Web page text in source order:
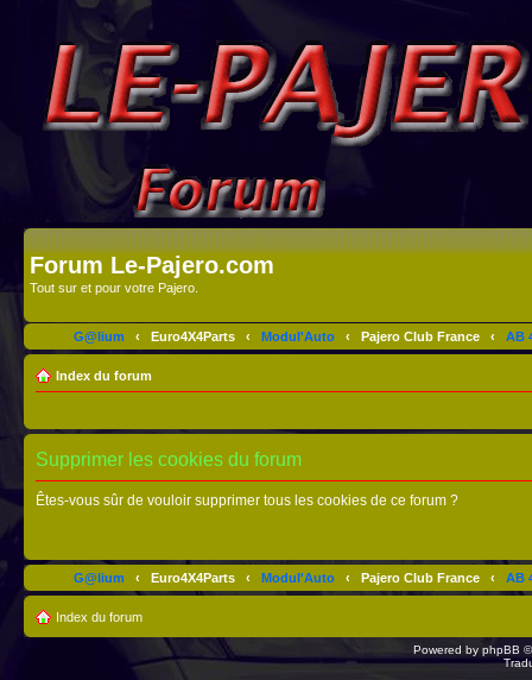
Forum Le-Pajero.com
Tout sur et pour votre Pajero.
G@lium ‹ Euro4X4Parts ‹ Modul'Auto ‹ Pajero Club France ‹ AB
Index du forum
Supprimer les cookies du forum
Êtes-vous sûr de vouloir supprimer tous les cookies de ce forum ?
G@lium ‹ Euro4X4Parts ‹ Modul'Auto ‹ Pajero Club France ‹ AB
Index du forum
Powered by phpBB